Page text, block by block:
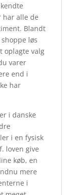
har alle de
Blandt
løs
oplagte valg
varer
end i
har
i danske
i en fysisk
loven give
køb, en
mere
i